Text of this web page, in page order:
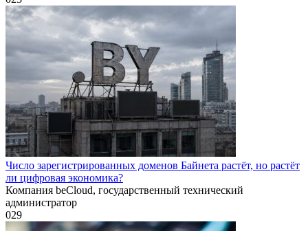
Число зарегистрированных доменов Байнета растёт, но растёт
ли цифровая экономика?
Компания beCloud, государственный технический
администратор
029